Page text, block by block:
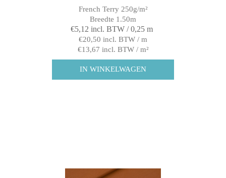
French Terry 250g/m²
Breedte 1.50m
€5,12 incl. BTW / 0,25 m
€20,50 incl. BTW / m
€13,67 incl. BTW / m²